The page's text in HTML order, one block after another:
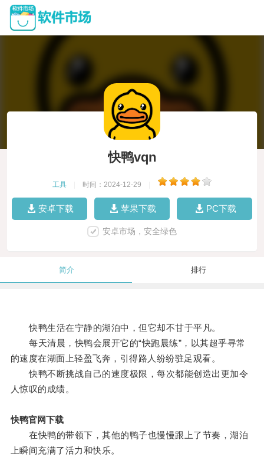
快鸭vqn
工具 时间：2024-12-29
安卓下载 苹果下载 PC下载
安卓市场，安全绿色
简介 排行
快鸭生活在宁静的湖泊中，但它却不甘于平凡。
每天清晨，快鸭会展开它的“快跑晨练”，以其超乎寻常
的速度在湖面上轻盈飞奔，引得路人纷纷驻足观看。
快鸭不断挑战自己的速度极限，每次都能创造出更加令
人惊叹的成绩。
快鸭官网下载
在快鸭的带领下，其他的鸭子也慢慢跟上了节奏，湖泊
上瞬间充满了活力和快乐。